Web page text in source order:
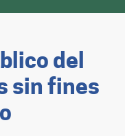
del
sin fines